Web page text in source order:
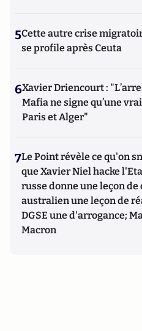
5Cette autre crise
se profile après Ceuta
6Xavier Driencourt :
Mafia ne signe qu’une
Paris et Alger"
7Le Point révèle ce qu'on
que Xavier Niel hacke
russe donne une leçon de
australien une leçon de
DGSE une d'arrogance;
Macron